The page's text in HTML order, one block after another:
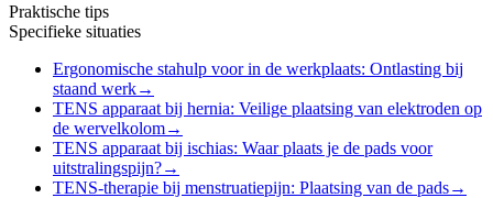
Praktische tips
Specifieke situaties
Ergonomische stahulp voor in de werkplaats: Ontlasting bij
staand werk→
TENS apparaat bij hernia: Veilige plaatsing van elektroden op
de wervelkolom→
TENS apparaat bij ischias: Waar plaats je de pads voor
uitstralingspijn?→
TENS-therapie bij menstruatiepijn: Plaatsing van de pads→